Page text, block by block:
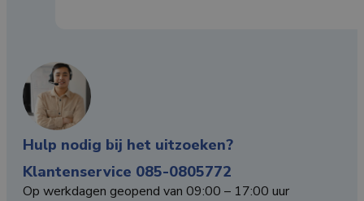
Hulp nodig bij het uitzoeken?
Klantenservice 085-0805772
Op werkdagen geopend van 09:00 – 17:00 uur